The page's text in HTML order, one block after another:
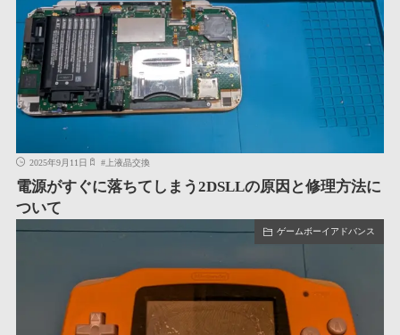
2025年9月11日 #上液晶交換
電源がすぐに落ちてしまう2DSLLの原因と修理方法に
ついて
ゲームボーイアドバンス